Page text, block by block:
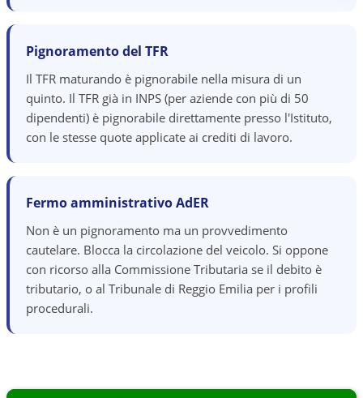
Pignoramento del TFR
Il TFR maturando è pignorabile nella misura di un
quinto. Il TFR già in INPS (per aziende con più di 50
dipendenti) è pignorabile direttamente presso l'Istituto,
con le stesse quote applicate ai crediti di lavoro.
Fermo amministrativo AdER
Non è un pignoramento ma un provvedimento
cautelare. Blocca la circolazione del veicolo. Si oppone
con ricorso alla Commissione Tributaria se il debito è
tributario, o al Tribunale di Reggio Emilia per i profili
procedurali.